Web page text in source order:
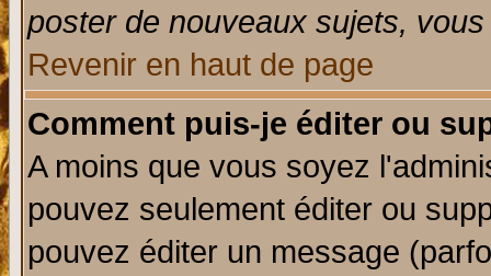
poster de nouveaux sujets,
Revenir en haut de page
Comment puis-je éditer ou
A moins que vous soyez
pouvez seulement éditer ou
pouvez éditer un message